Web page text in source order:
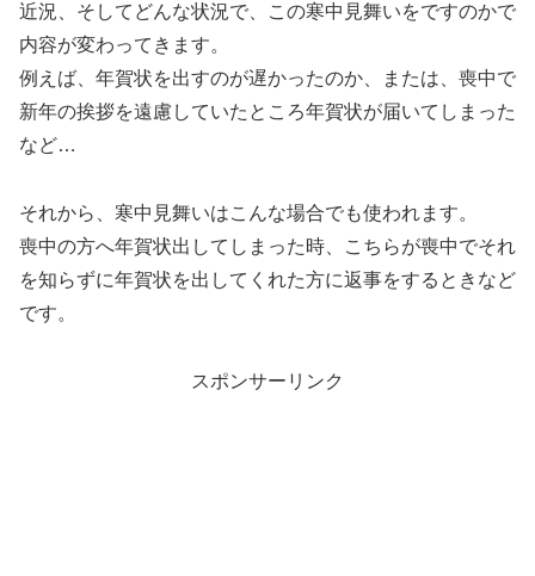
近況、そしてどんな状況で、この寒中見舞いをですのかで
内容が変わってきます。
例えば、年賀状を出すのが遅かったのか、または、喪中で
新年の挨拶を遠慮していたところ年賀状が届いてしまった
など…
それから、寒中見舞いはこんな場合でも使われます。
喪中の方へ年賀状出してしまった時、こちらが喪中でそれ
を知らずに年賀状を出してくれた方に返事をするときなど
です。
スポンサーリンク